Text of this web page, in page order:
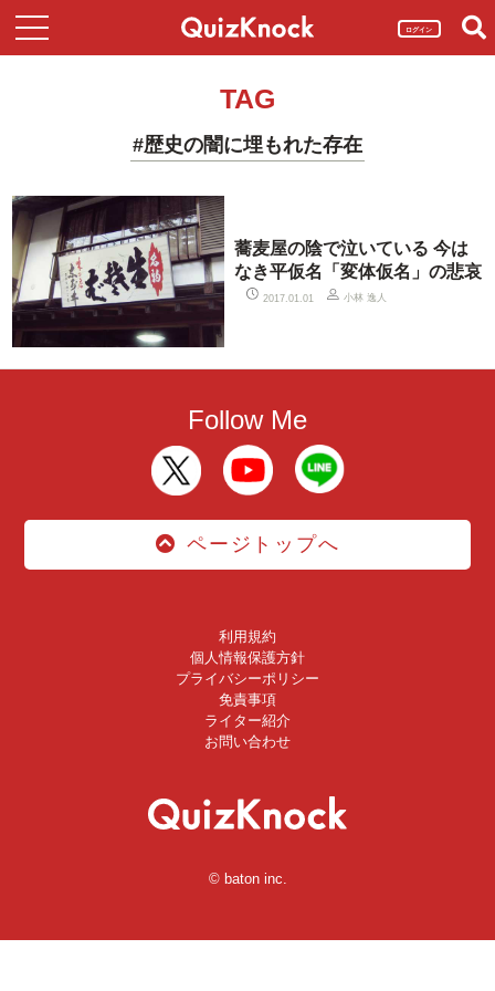
ログイン
TAG
#歴史の闇に埋もれた存在
蕎麦屋の陰で泣いている 今は
なき平仮名「変体仮名」の悲哀
2017.01.01 小林 逸人
Follow Me
ページトップへ
利用規約
個人情報保護方針
プライバシーポリシー
免責事項
ライター紹介
お問い合わせ
© baton inc.